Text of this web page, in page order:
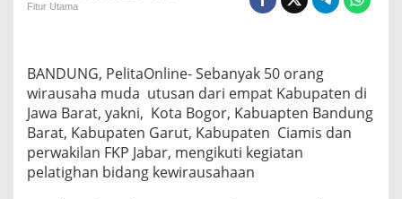
Fitur Utama
BANDUNG, PelitaOnline- Sebanyak 50 orang
wirausaha muda utusan dari empat Kabupaten di
Jawa Barat, yakni, Kota Bogor, Kabuapten Bandung
Barat, Kabupaten Garut, Kabupaten Ciamis dan
perwakilan FKP Jabar, mengikuti kegiatan
pelatighan bidang kewirausahaan